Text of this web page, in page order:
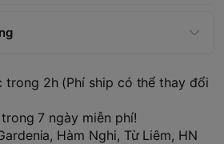
trong 2h (Phí ship có thể thay đổi
7 ngày miễn phí!
Hàm Nghi, Từ Liêm, HN